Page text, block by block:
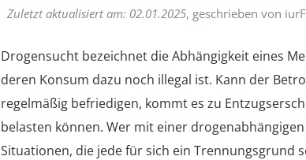
Zuletzt aktualisiert am: 02.01.2025, geschrieben von
Drogensucht bezeichnet die Abhängigkeit eines
deren Konsum dazu noch illegal ist. Kann der
regelmäßig befriedigen, kommt es zu
belasten können. Wer mit einer
Situationen, die jede für sich ein Trennungsgrund